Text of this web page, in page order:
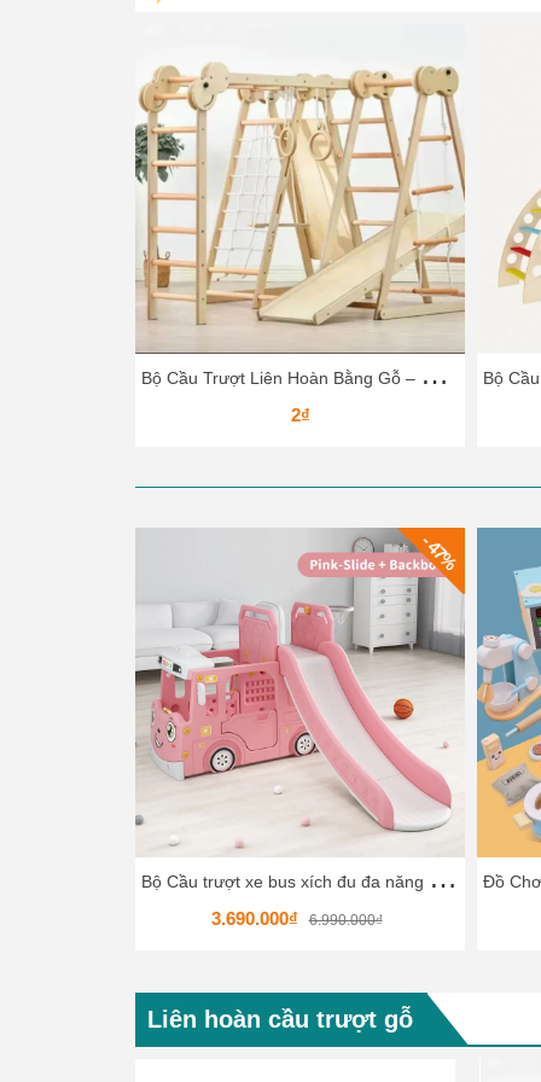
B
ộ Cầu Trượt Liên Hoàn Bằng Gỗ – Vận Động Leo Núi, Trượt Dốc Cho Bé
2₫
- 47%
B
ộ Cầu trượt xe bus xích đu đa năng HKCCT8
3.690.000₫ 6.990.000₫
Liên hoàn cầu trượt gỗ